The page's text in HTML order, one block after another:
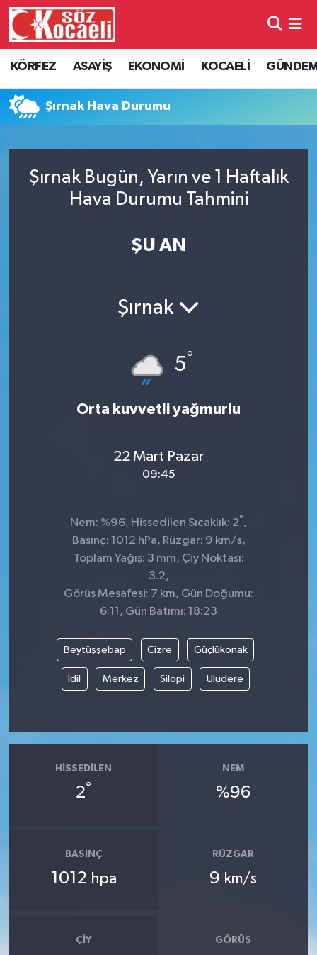
KÖRFEZ ASAYİŞ EKONOMİ KOCAELİ
Şırnak Hava Durumu
Şırnak Bugün, Yarın ve 1 Haftalık
Hava Durumu Tahmini
ŞU AN
Şırnak
5°
Orta kuvvetli yağmurlu
22 Mart Pazar
09:45
Nem: %96, Hissedilen Sıcaklık: 2° ,
Basınç: 1012 hPa, Rüzgar: 9 km/s,
Toplam Yağış: 3 mm, Çiy Noktası:
3.2,
Görüş Mesafesi: 7 km, Gün Doğumu:
6:11, Gün Batımı: 18:23
Beytüşşebap Cizre Güçlükonak
İdil Merkez Silopi Uludere
HISSEDILEN
2°
NEM
%96
BASINÇ
1012 hpa
RÜZGAR
9 km/s
ÇIY GÖRÜŞ
Kocaeli Hava Durumu
Kocaeli Namaz Vakitleri
Süper Lig Puan Durumu ve Fikstür